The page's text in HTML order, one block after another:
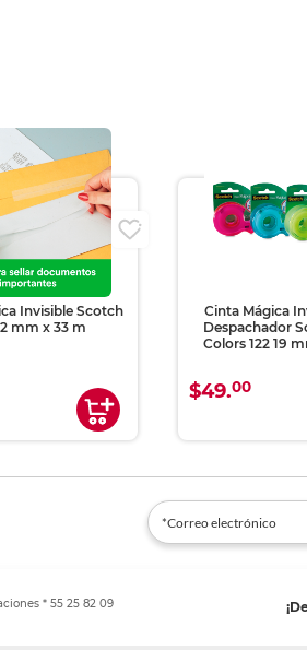
Invisible Scotch
mm x 33 m
Cinta Mágica
Despachador
Colors 122 19
$49.00
* 55 25 82 09